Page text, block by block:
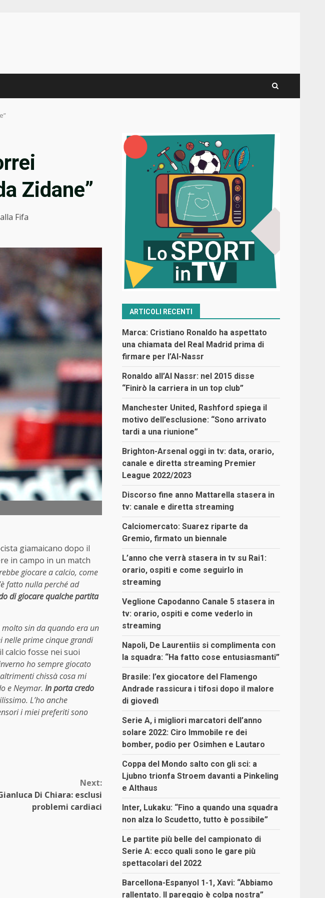
Zidane”
Fifa
giamaicano dopo il
in campo in un match
giocare a calcio, come
fatto nulla perché ad
di giocare qualche partita
sin da quando era un
nelle prime cinque grandi
calcio fosse nei suoi
ho sempre giocato
chissà cosa mi
e Neymar. In porta credo
L’ho anche
i miei preferiti sono
Next:
Di Chiara: esclusi
problemi cardiaci
ARTICOLI RECENTI
Marca: Cristiano Ronaldo ha aspettato
una chiamata del Real Madrid prima di
firmare per l’Al-Nassr
Ronaldo all’Al Nassr: nel 2015 disse
“Finirò la carriera in un top club”
Manchester United, Rashford spiega il
motivo dell’esclusione: “Sono arrivato
tardi a una riunione”
Brighton-Arsenal oggi in tv: data, orario,
canale e diretta streaming Premier
League 2022/2023
Discorso fine anno Mattarella stasera in
tv: canale e diretta streaming
Calciomercato: Suarez riparte da
Gremio, firmato un biennale
L’anno che verrà stasera in tv su Rai1:
orario, ospiti e come seguirlo in
streaming
Veglione Capodanno Canale 5 stasera in
tv: orario, ospiti e come vederlo in
streaming
Napoli, De Laurentiis si complimenta con
la squadra: “Ha fatto cose entusiasmanti”
Brasile: l’ex giocatore del Flamengo
Andrade rassicura i tifosi dopo il malore
di giovedì
Serie A, i migliori marcatori dell’anno
solare 2022: Ciro Immobile re dei
bomber, podio per Osimhen e Lautaro
Coppa del Mondo salto con gli sci: a
Ljubno trionfa Stroem davanti a Pinkeling
e Althaus
Inter, Lukaku: “Fino a quando una squadra
non alza lo Scudetto, tutto è possibile”
Le partite più belle del campionato di
Serie A: ecco quali sono le gare più
spettacolari del 2022
Barcellona-Espanyol 1-1, Xavi: “Abbiamo
rallentato. Il pareggio è colpa nostra”